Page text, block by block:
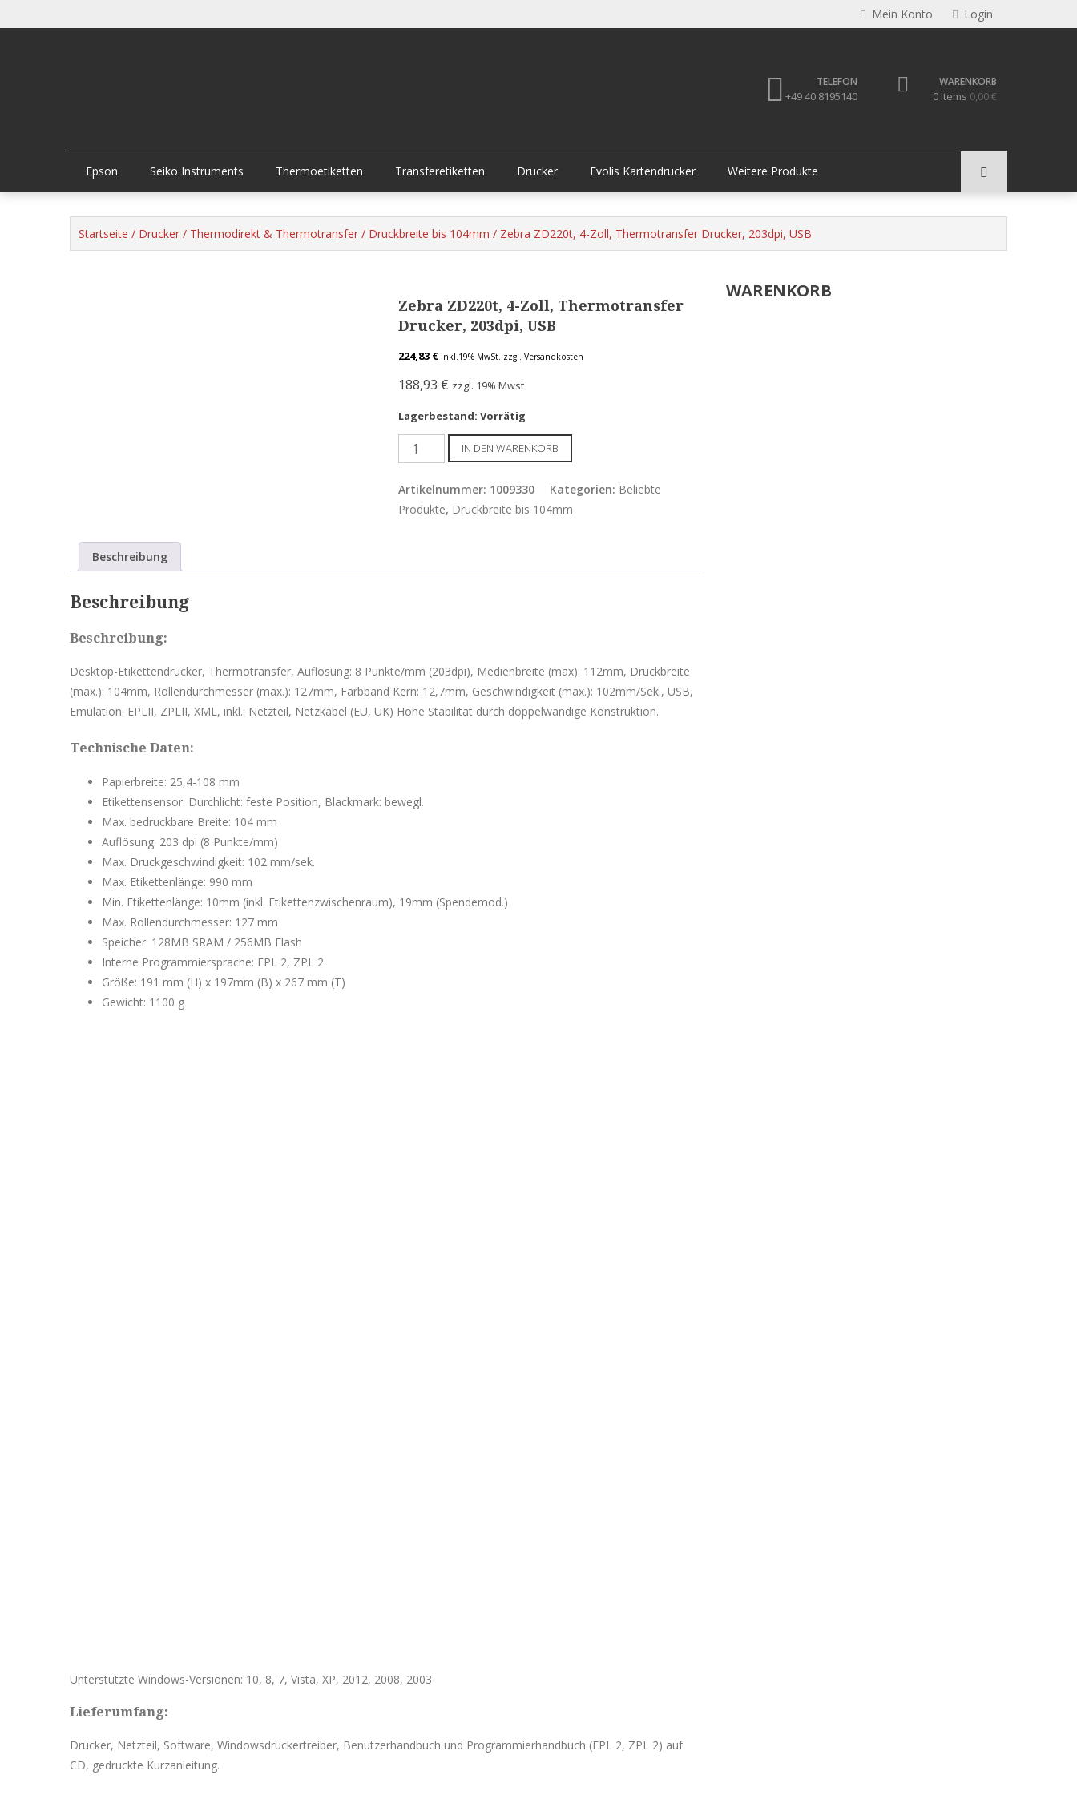
to
Mein Konto Login
TELEFON
+49 40 8195140
WARENKORB
0 Items 0,00 €
Epson Seiko Instruments Thermoetiketten Transferetiketten Drucker Evolis Kartendrucker Weitere Produkte
Startseite / Drucker / Thermodirekt & Thermotransfer / Druckbreite bis 104mm / Zebra ZD220t, 4-Zoll, Thermotransfer Drucker, 203dpi, USB
Zebra ZD220t, 4-Zoll, Thermotransfer
Drucker, 203dpi, USB
224,83 € inkl.19% MwSt. zzgl. Versandkosten
188,93 € zzgl. 19% Mwst
Lagerbestand: Vorrätig
Zebra
ZD220t,
4-
Zoll,
IN DEN WARENKORB
Artikelnummer: 1009330 Kategorien: Beliebte
Produkte, Druckbreite bis 104mm
Beschreibung
Beschreibung
Beschreibung:
Desktop-Etikettendrucker, Thermotransfer, Auflösung: 8 Punkte/mm (203dpi), Medienbreite (max): 112mm, Druckbreite
(max.): 104mm, Rollendurchmesser (max.): 127mm, Farbband Kern: 12,7mm, Geschwindigkeit (max.): 102mm/Sek., USB,
Emulation: EPLII, ZPLII, XML, inkl.: Netzteil, Netzkabel (EU, UK) Hohe Stabilität durch doppelwandige Konstruktion.
Technische Daten:
Papierbreite: 25,4-108 mm
Etikettensensor: Durchlicht: feste Position, Blackmark: bewegl.
Max. bedruckbare Breite: 104 mm
Auflösung: 203 dpi (8 Punkte/mm)
Max. Druckgeschwindigkeit: 102 mm/sek.
Max. Etikettenlänge: 990 mm
Min. Etikettenlänge: 10mm (inkl. Etikettenzwischenraum), 19mm (Spendemod.)
Max. Rollendurchmesser: 127 mm
Speicher: 128MB SRAM / 256MB Flash
Interne Programmiersprache: EPL 2, ZPL 2
Größe: 191 mm (H) x 197mm (B) x 267 mm (T)
Gewicht: 1100 g
Unterstützte Windows-Versionen: 10, 8, 7, Vista, XP, 2012, 2008, 2003
Lieferumfang:
Drucker, Netzteil, Software, Windowsdruckertreiber, Benutzerhandbuch und Programmierhandbuch (EPL 2, ZPL 2) auf
CD, gedruckte Kurzanleitung.
WARENKORB